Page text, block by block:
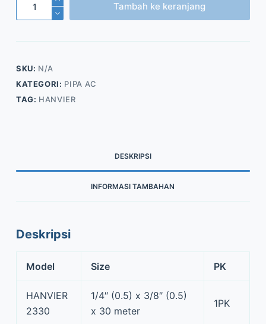
Set
Tambah ke keranjang
SKU: N/A
KATEGORI: PIPA AC
TAG: HANVIER
DESKRIPSI
INFORMASI TAMBAHAN
Deskripsi
Model Size PK
HANVIER
2330
1/4″ (0.5) x 3/8″ (0.5)
x 30 meter
1PK